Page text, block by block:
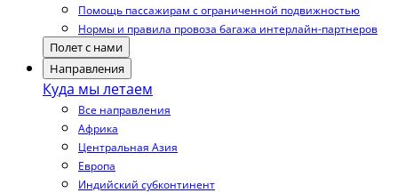
Помощь пассажирам с ограниченной подвижностью
Нормы и правила провоза багажа интерлайн-партнеров
Полет с нами
Направления
Куда мы летаем
Все направления
Африка
Центральная Азия
Европа
Индийский субконтинент